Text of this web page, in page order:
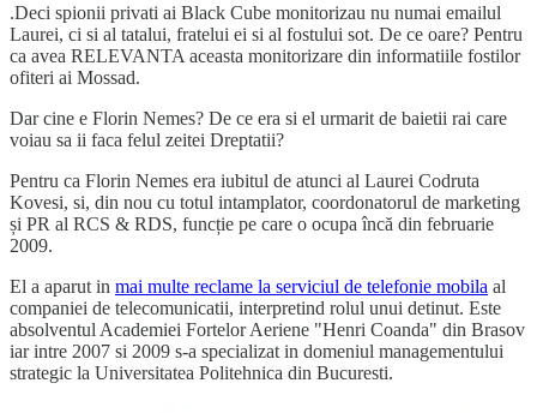
.Deci spionii privati ai Black Cube monitorizau nu numai emailul
Laurei, ci si al tatalui, fratelui ei si al fostului sot. De ce oare? Pentru
ca avea RELEVANTA aceasta monitorizare din informatiile fostilor
ofiteri ai Mossad.
Dar cine e Florin Nemes? De ce era si el urmarit de baietii rai care
voiau sa ii faca felul zeitei Dreptatii?
Pentru ca Florin Nemes era iubitul de atunci al Laurei Codruta
Kovesi, si, din nou cu totul intamplator, coordonatorul de marketing
și PR al RCS & RDS, funcție pe care o ocupa încă din februarie
2009.
El a aparut in mai multe reclame la serviciul de telefonie mobila al
companiei de telecomunicatii, interpretind rolul unui detinut. Este
absolventul Academiei Fortelor Aeriene "Henri Coanda" din Brasov
iar intre 2007 si 2009 s-a specializat in domeniul managementului
strategic la Universitatea Politehnica din Bucuresti.